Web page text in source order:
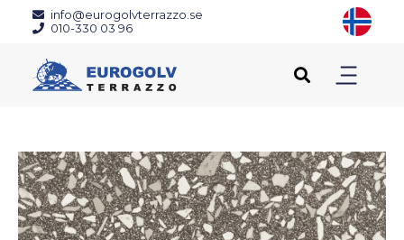
info@eurogolvterrazzo.se
010-330 03 96